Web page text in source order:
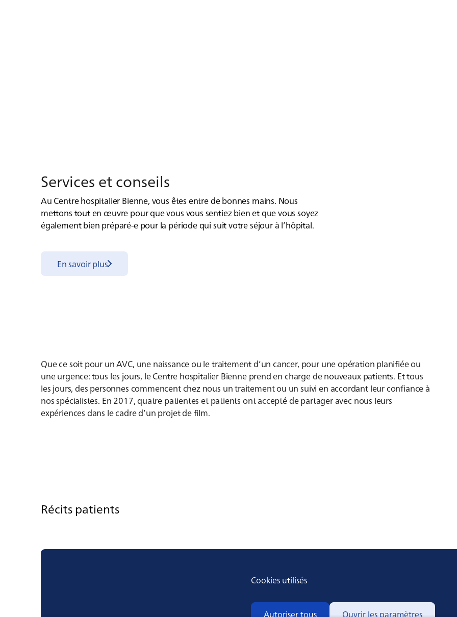
Ser­vices et conseils
Au Centre hospitalier Bienne, vous êtes entre de bonnes mains. Nous
mettons tout en œuvre pour que vous vous sentiez bien et que vous soyez
également bien préparé-e pour la période qui suit votre séjour à l’hôpital.
En savoir plus
Que ce soit pour un AVC, une naissance ou le traitement d’un cancer, pour une opération planifiée ou
une urgence: tous les jours, le Centre hospitalier Bienne prend en charge de nouveaux patients. Et tous
les jours, des personnes commencent chez nous un traitement ou un suivi en accordant leur confiance à
nos spécialistes. En 2017, quatre patientes et patients ont accepté de partager avec nous leurs
expériences dans le cadre d’un projet de film.
Récits patients
Cookies utilisés
Autoriser tous Ouvrir les paramètres